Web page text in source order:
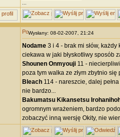
...
Wysłany: 08-02-2007, 21:24
Nodame3 i 4 - brak mi słów,
ciekawa w jaki błyskotliwy sposób
Shounen Onmyouji11 -
poza tym walka ze złym zbytnio
Bleach114 - nareszcie, dalej
nie bardzo...
Bakumatsu Kikansetsu
ogromnym wrażeniem, bardzo
zobaczyć inną wersję Okity, nie